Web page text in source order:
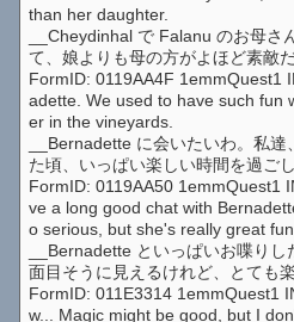
than her daughter.
__Cheydinhal で Falanu のお母さ
て、娘よりも母の方がよほど素敵
FormID: 0119AA4F 1emmQuest1
adette. We used to have such fun
er in the vineyards.
__Bernadette に会いたいわ。私
た頃、いっぱい楽しい時間を過ごし
FormID: 0119AA50 1emmQuest1
ve a long good chat with
o serious, but she's really great
__Bernadette といっぱいお喋り
面目そうに見えるけれど、とても
FormID: 011E3314 1emmQuest1
w... Magic might be good, but I